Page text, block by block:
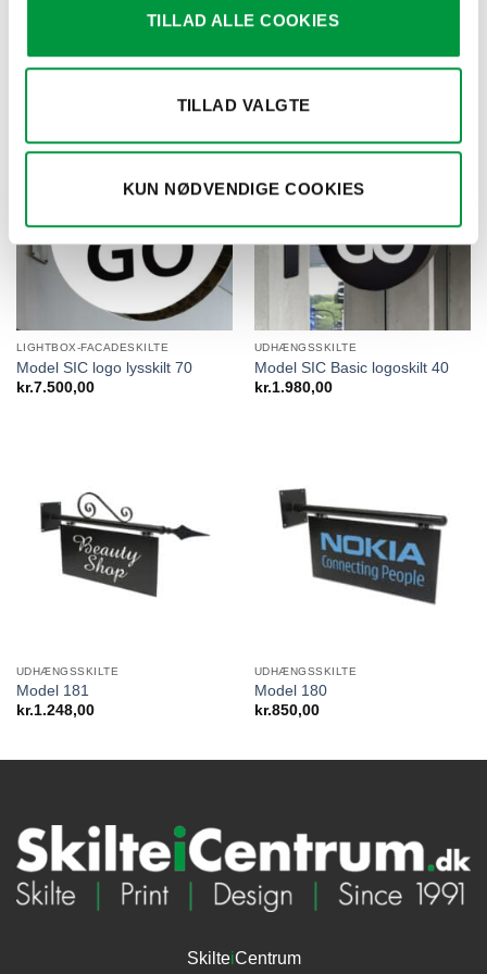
TILLAD ALLE COOKIES
TILLAD VALGTE
KUN NØDVENDIGE COOKIES
LIGHTBOX-FACADESKILTE
Model SIC logo lysskilt 70
kr.7.500,00
UDHÆNGSSKILTE
Model SIC Basic logoskilt 40
kr.1.980,00
UDHÆNGSSKILTE
Model 181
kr.1.248,00
UDHÆNGSSKILTE
Model 180
kr.850,00
SkilteiCentrum